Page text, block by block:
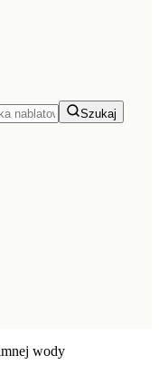
Szukaj
wody